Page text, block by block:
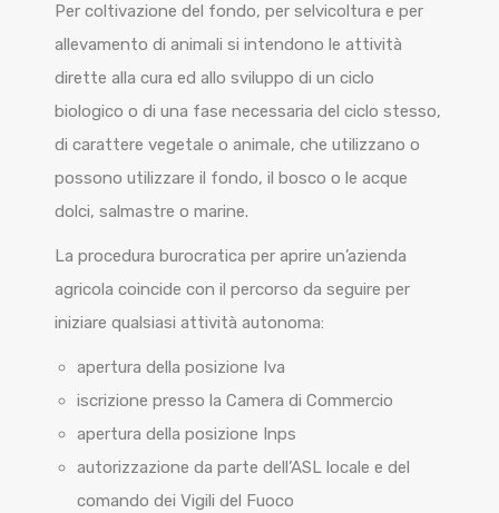
Per coltivazione del fondo, per selvicoltura e per
allevamento di animali si intendono le attività
dirette alla cura ed allo sviluppo di un ciclo
biologico o di una fase necessaria del ciclo stesso,
di carattere vegetale o animale, che utilizzano o
possono utilizzare il fondo, il bosco o le acque
dolci, salmastre o marine.
La procedura burocratica per aprire un’azienda
agricola coincide con il percorso da seguire per
iniziare qualsiasi attività autonoma:
apertura della posizione Iva
iscrizione presso la Camera di Commercio
apertura della posizione Inps
autorizzazione da parte dell’ASL locale e del
comando dei Vigili del Fuoco